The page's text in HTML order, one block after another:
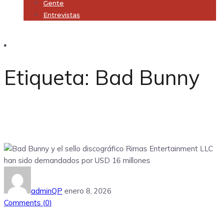
Gente
Entrevistas
Etiqueta: Bad Bunny
adminQP enero 8, 2026
Comments (0)